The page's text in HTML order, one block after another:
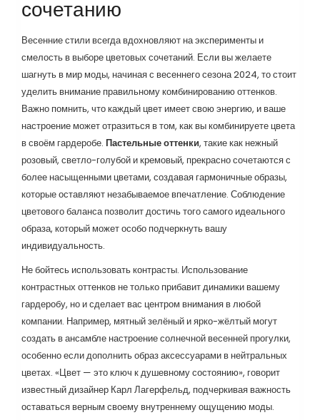
сочетанию
Весенние стили всегда вдохновляют на эксперименты и
смелость в выборе цветовых сочетаний. Если вы желаете
шагнуть в мир моды, начиная с весеннего сезона 2024, то стоит
уделить внимание правильному комбинированию оттенков.
Важно помнить, что каждый цвет имеет свою энергию, и ваше
настроение может отразиться в том, как вы комбинируете цвета
в своём гардеробе. Пастельные оттенки, такие как нежный
розовый, светло-голубой и кремовый, прекрасно сочетаются с
более насыщенными цветами, создавая гармоничные образы,
которые оставляют незабываемое впечатление. Соблюдение
цветового баланса позволит достичь того самого идеального
образа, который может особо подчеркнуть вашу
индивидуальность.
Не бойтесь использовать контрасты. Использование
контрастных оттенков не только прибавит динамики вашему
гардеробу, но и сделает вас центром внимания в любой
компании. Например, мятный зелёный и ярко-жёлтый могут
создать в ансамбле настроение солнечной весенней прогулки,
особенно если дополнить образ аксессуарами в нейтральных
цветах. «Цвет — это ключ к душевному состоянию», говорит
известный дизайнер Карл Лагерфельд, подчеркивая важность
оставаться верным своему внутреннему ощущению моды.